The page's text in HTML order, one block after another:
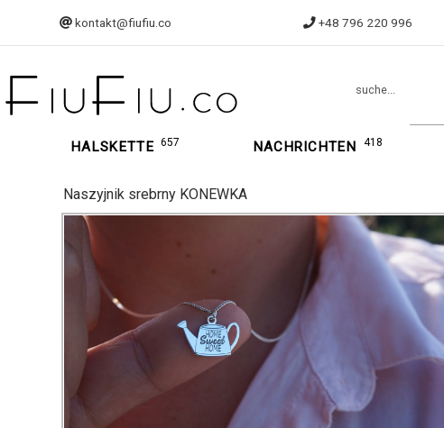
kontakt@fiufiu.co +48 796 220 996
suche...
HALSKETTE 657 NACHRICHTEN 418
Naszyjnik srebrny KONEWKA